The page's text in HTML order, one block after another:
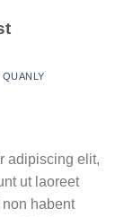
QUANLY
adipiscing elit,
ut laoreet
habent